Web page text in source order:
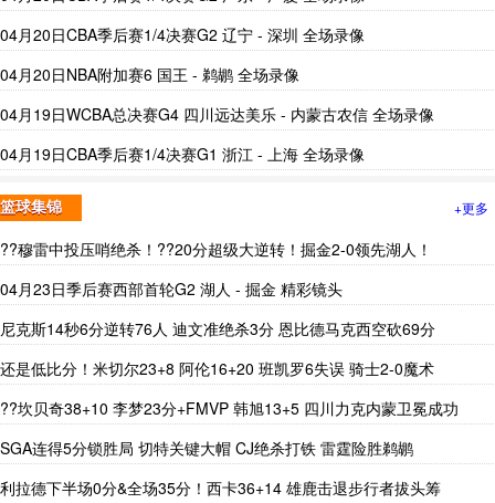
04月20日CBA季后赛1/4决赛G2 辽宁 - 深圳 全场录像
04月20日NBA附加赛6 国王 - 鹈鹕 全场录像
04月19日WCBA总决赛G4 四川远达美乐 - 内蒙古农信 全场录像
04月19日CBA季后赛1/4决赛G1 浙江 - 上海 全场录像
篮球集锦 +更多
??穆雷中投压哨绝杀！??20分超级大逆转！掘金2-0领先湖人！
04月23日季后赛西部首轮G2 湖人 - 掘金 精彩镜头
尼克斯14秒6分逆转76人 迪文准绝杀3分 恩比德马克西空砍69分
还是低比分！米切尔23+8 阿伦16+20 班凯罗6失误 骑士2-0魔术
??坎贝奇38+10 李梦23分+FMVP 韩旭13+5 四川力克内蒙卫冕成功
SGA连得5分锁胜局 切特关键大帽 CJ绝杀打铁 雷霆险胜鹈鹕
利拉德下半场0分&全场35分！西卡36+14 雄鹿击退步行者拔头筹